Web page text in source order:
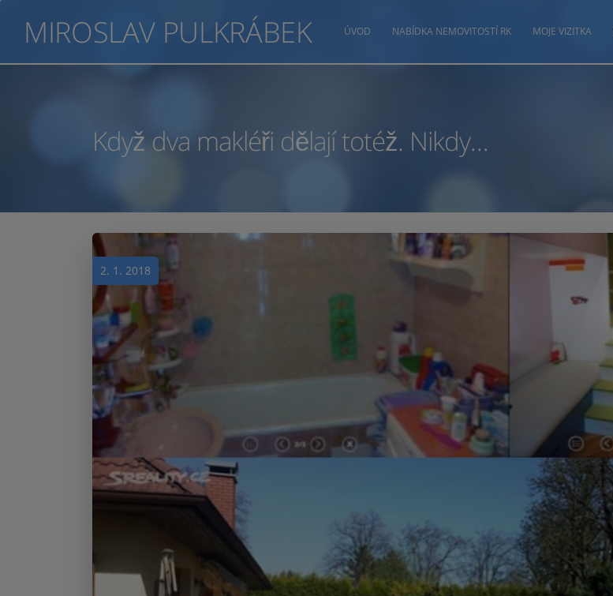
MIROSLAV PULKRÁBEK ÚVOD NABÍDKA NEMOVITOSTÍ RK MOJE VIZITKA
Když dva makléři dělají totéž. Nikdy…
2. 1. 2018